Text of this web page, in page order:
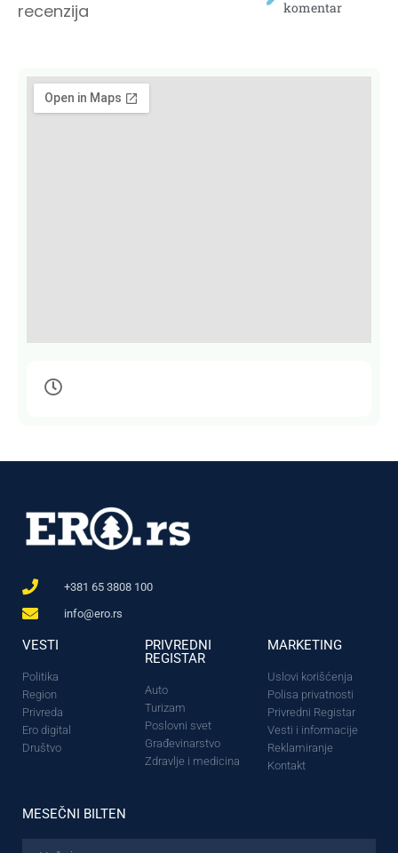
recenzija
komentar
+381 65 3808 100
info@ero.rs
VESTI
Politika
Region
Privreda
Ero digital
Društvo
PRIVREDNI
REGISTAR
Auto
Turizam
Poslovni svet
Građevinarstvo
Zdravlje i medicina
MARKETING
Uslovi korišćenja
Polisa privatnosti
Privredni Registar
Vesti i informacije
Reklamiranje
Kontakt
MESEČNI BILTEN